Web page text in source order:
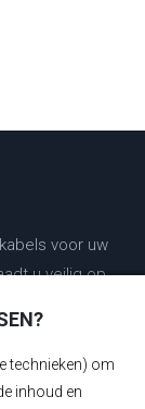
voor uw
u veilig op
op met
technieken) om
inhoud en